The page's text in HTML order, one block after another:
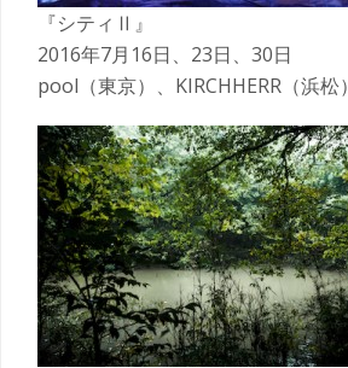
『シティⅡ』
2016年7月16日、23日、30日
pool（東京）、KIRCHHERR（浜松）